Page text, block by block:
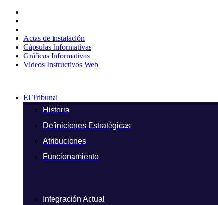
contenido
Actas de instalación
Cápsulas Informativas
Gráficas Informativas
Videos Instructivos Web
El Tribunal
Historia
Definiciones Estratégicas
Atribuciones
Funcionamiento
Integración Actual